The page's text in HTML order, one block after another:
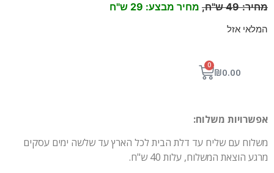
מחיר:
49 ש"ח, מחיר מבצע: 29 ש"ח
המלאי אזל
₪0.00
0
אפשרויות משלוח:
משלוח עם שליח עד דלת הבית לכל הארץ עד שלשה ימים עסקים
מרגע הוצאת המשלוח, עלות 40 ש"ח.